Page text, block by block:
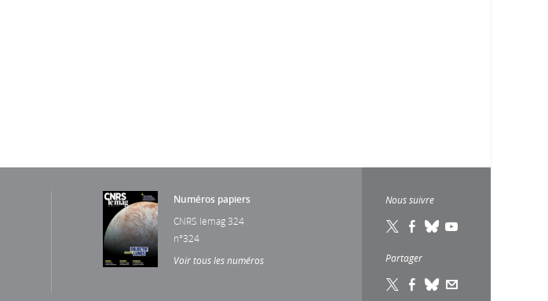
Numéros papiers
CNRS lemag 324
n°324
Voir tous les numéros
Nous suivre
Partager